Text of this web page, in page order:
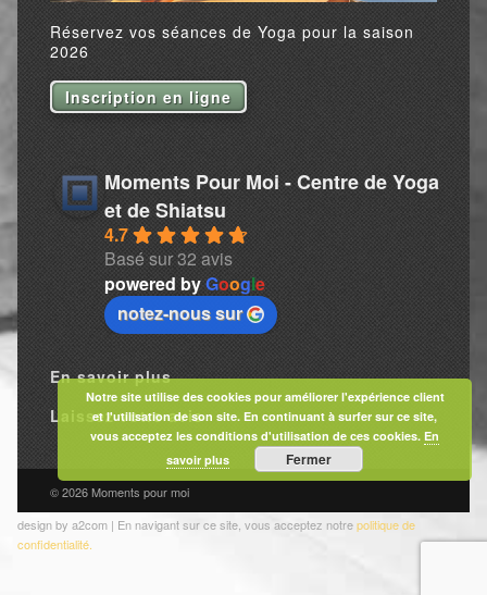
Réservez vos séances de Yoga pour la saison
2026
Inscription en ligne
Moments Pour Moi - Centre de Yoga
et de Shiatsu
4.7
Basé sur 32 avis
powered byGoogle
notez-nous sur
En savoir plus
Laissez votre avis
© 2026 Moments pour moi
design by a2com | En navigant sur ce site, vous acceptez notrepolitique de
confidentialité.
Notre site utilise des cookies pour améliorer l'expérience client
et l'utilisation de son site. En continuant à surfer sur ce site,
vous acceptez les conditions d'utilisation de ces cookies. En
savoir plus
Fermer